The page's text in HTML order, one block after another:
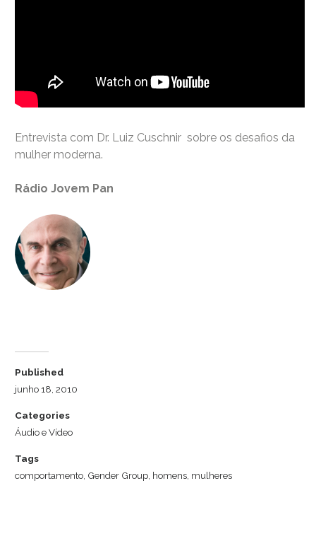
Entrevista com Dr. Luiz Cuschnir sobre os desafios da
mulher moderna.
Rádio Jovem Pan
Published
junho 18, 2010
Categories
Áudio e Vídeo
Tags
comportamento, Gender Group, homens, mulheres